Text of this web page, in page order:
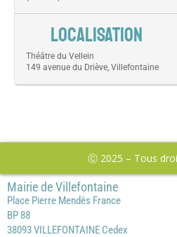
LOCALISATION
Théâtre du Vellein
149 avenue du Driève, Villefontaine
Ⓒ 2025 – Tous
Mairie de Villefontaine
Place Pierre Mendès France
BP 88
38093 VILLEFONTAINE Cedex